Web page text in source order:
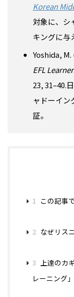
Korean
対象に、シ
キングに与
Yoshida, M.
EFL
23, 31–40.
ャドーイン
証。
1 この記事
2 なぜリス
3 上達のカ
レーニング」